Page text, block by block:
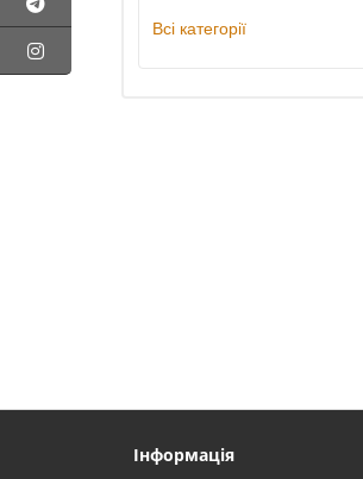
Всі категорії
Інформація